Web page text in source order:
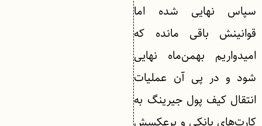
سپاس نهایی شده اما
قوانینش باقی مانده که
امیدواریم بهمن‌ماه نهایی
شود و در پی آن عملیات
انتقال کیف پول جیرینگ به